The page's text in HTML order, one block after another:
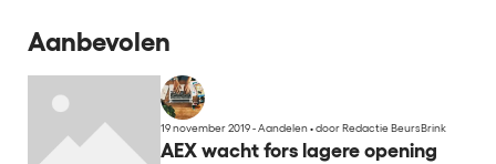
Aanbevolen
19 november 2019 - Aandelen•door Redactie BeursBrink
AEX wacht fors lagere opening